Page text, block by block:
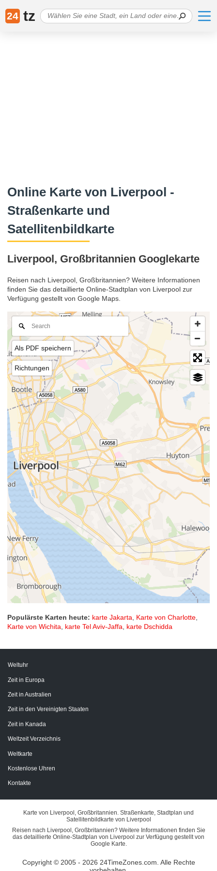
24 tz
Online Karte von Liverpool -
Straßenkarte und
Satellitenbildkarte
Liverpool, Großbritannien Googlekarte
Reisen nach Liverpool, Großbritannien? Weitere Informationen
finden Sie das detaillierte Online-Stadtplan von Liverpool zur
Verfügung gestellt von Google Maps.
Als PDF speichern
Richtungen
Populärste Karten heute: karte Jakarta, Karte von Charlotte,
Karte von Wichita, karte Tel Aviv-Jaffa, karte Dschidda
Weltuhr
Zeit in Europa
Zeit in Australien
Zeit in den Vereinigten Staaten
Zeit in Kanada
Weltzeit Verzeichnis
Weltkarte
Kostenlose Uhren
Kontakte
Karte von Liverpool, Großbritannien. Straßenkarte, Stadtplan und
Satellitenbildkarte von Liverpool
Reisen nach Liverpool, Großbritannien? Weitere Informationen finden Sie
das detaillierte Online-Stadtplan von Liverpool zur Verfügung gestellt von
Google Karte.
Copyright © 2005 - 2026 24TimeZones.com. Alle Rechte